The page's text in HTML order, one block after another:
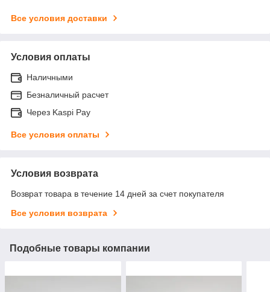
Все условия доставки
Условия оплаты
Наличными
Безналичный расчет
Через Kaspi Pay
Все условия оплаты
Условия возврата
Возврат товара в течение 14 дней за счет покупателя
Все условия возврата
Подобные товары компании